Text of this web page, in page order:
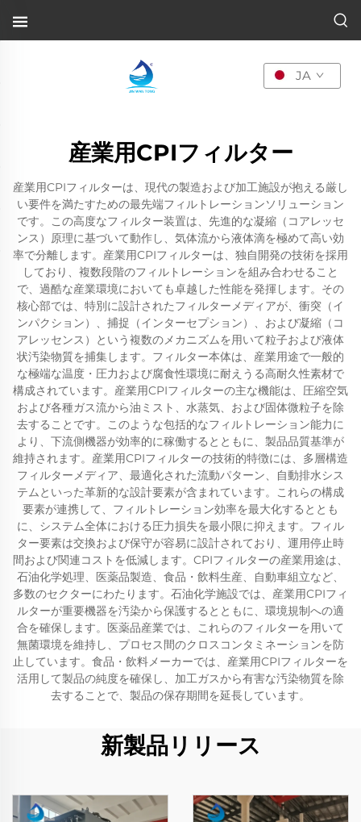
JA
産業用CPIフィルター
産業用CPIフィルターは、現代の製造および加工施設が抱える厳し
い要件を満たすための最先端フィルトレーションソリューション
です。この高度なフィルター装置は、先進的な凝縮（コアレッセ
ンス）原理に基づいて動作し、気体流から液体滴を極めて高い効
率で分離します。産業用CPIフィルターは、独自開発の技術を採用
しており、複数段階のフィルトレーションを組み合わせること
で、過酷な産業環境においても卓越した性能を発揮します。その
核心部では、特別に設計されたフィルターメディアが、衝突（イ
ンパクション）、捕捉（インターセプション）、および凝縮（コ
アレッセンス）という複数のメカニズムを用いて粒子および液体
状汚染物質を捕集します。フィルター本体は、産業用途で一般的
な極端な温度・圧力および腐食性環境に耐えうる高耐久性素材で
構成されています。産業用CPIフィルターの主な機能は、圧縮空気
および各種ガス流から油ミスト、水蒸気、および固体微粒子を除
去することです。このような包括的なフィルトレーション能力に
より、下流側機器が効率的に稼働するとともに、製品品質基準が
維持されます。産業用CPIフィルターの技術的特徴には、多層構造
フィルターメディア、最適化された流動パターン、自動排水シス
テムといった革新的な設計要素が含まれています。これらの構成
要素が連携して、フィルトレーション効率を最大化するととも
に、システム全体における圧力損失を最小限に抑えます。フィル
ター要素は交換および保守が容易に設計されており、運用停止時
間および関連コストを低減します。CPIフィルターの産業用途は、
石油化学処理、医薬品製造、食品・飲料生産、自動車組立など、
多数のセクターにわたります。石油化学施設では、産業用CPIフィ
ルターが重要機器を汚染から保護するとともに、環境規制への適
合を確保します。医薬品産業では、これらのフィルターを用いて
無菌環境を維持し、プロセス間のクロスコンタミネーションを防
止しています。食品・飲料メーカーでは、産業用CPIフィルターを
活用して製品の純度を確保し、加工ガスから有害な汚染物質を除
去することで、製品の保存期間を延長しています。
新製品リリース